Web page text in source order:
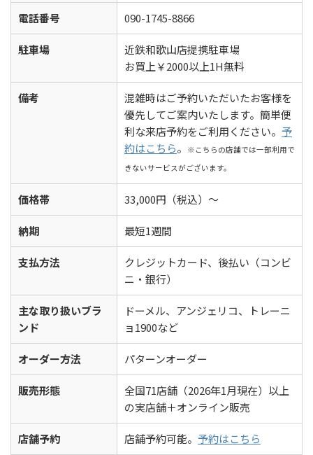
電話番号 090-1745-8866
駐車場
近鉄和歌山店提携駐車場
お買上￥2000以上1H無料
備考
混雑時はご予約いただいたお客様を
優先してご案内いたします。簡単便
利な来店予約をご利用ください。 予
約はこちら。
※こちらの店舗では一部利用で
きないサービスがございます。
価格帯 33,000円（税込）～
納期 最短1週間
支払方法
クレジットカード、後払い（コンビ
ニ・銀行）
主な取り扱いブラ
ンド
ドーメル、アンジェリコ、トレーニ
ョ1900など
オーダー方法 パターンオーダー
販売形態
全国71店舗（2026年1月現在）以上
の実店舗＋オンライン販売
店舗予約 店舗予約可能。 予約はこちら